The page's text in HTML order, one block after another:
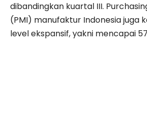
dibandingkan kuartal III.
(PMI) manufaktur Indonesia juga
level ekspansif, yakni mencapai